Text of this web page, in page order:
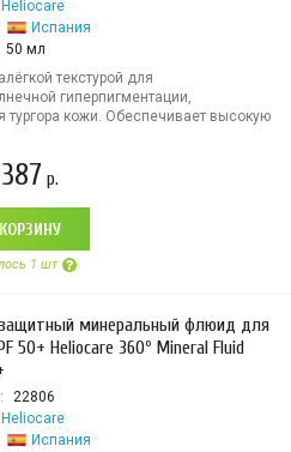
Heliocare
Испания
50 мл
текстурой для
гиперпигментации,
кожи. Обеспечивает высокую
р.
1 шт
минеральный флюид для
50+ Heliocare 360º Mineral Fluid
22806
Heliocare
Испания